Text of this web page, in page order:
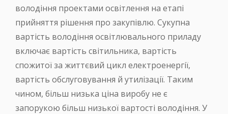
володіння проектами освітлення на етапі
прийняття рішення про закупівлю. Сукупна
вартість володіння освітлювального приладу
включає вартість світильника, вартість
спожитої за життєвий цикл електроенергії,
вартість обслуговування й утилізації. Таким
чином, більш низька ціна виробу не є
запорукою більш низької вартості володіння. У